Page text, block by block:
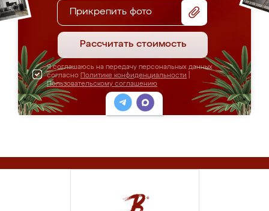
Прикрепить фото
Рассчитать стоимость
Я соглашаюсь на передачу персональных данных
согласно Политике конфиденциальности
Пользовательскому соглашению